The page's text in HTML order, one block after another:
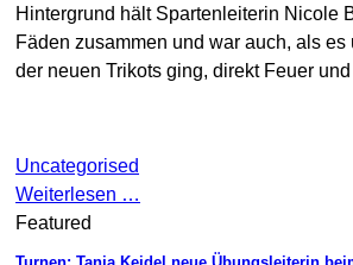
Hintergrund hält Spartenleiterin Nicole
Fäden zusammen und war auch, als es
der neuen Trikots ging, direkt Feuer
Uncategorised
Weiterlesen …
Featured